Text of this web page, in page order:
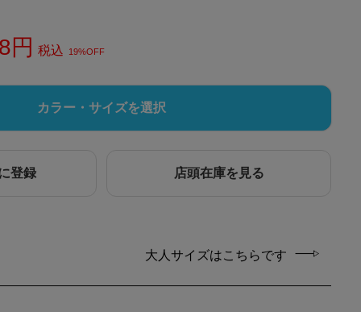
税込 19%OFF
カラー・サイズを選択
登録 店頭在庫を見る
大人サイズはこちらです